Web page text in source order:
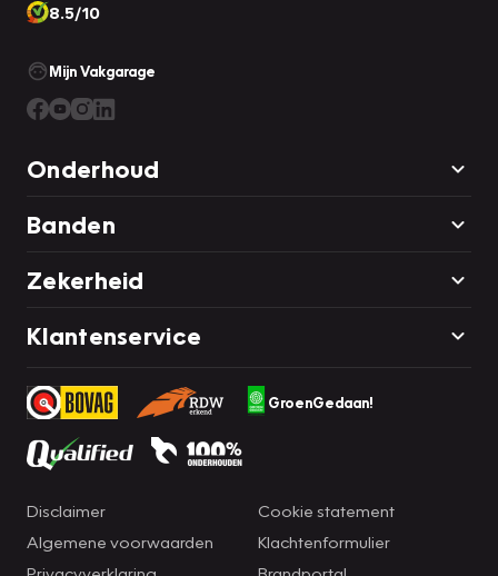
8.5/10
Mijn Vakgarage
Onderhoud
Banden
Zekerheid
Klantenservice
GroenGedaan!
Disclaimer
Algemene voorwaarden
Cookie statement
Klachtenformulier